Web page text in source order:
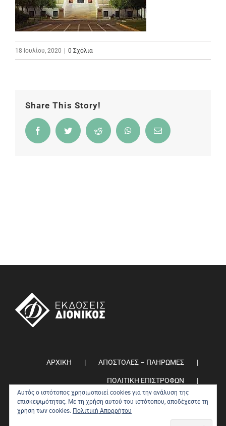
18 Ιουλίου, 2020 0 Σχόλια
Share This Story!
FacebookTwitter Reddit WhatsAppEmail
ΑΡΧΙΚΗ ΑΠΟΣΤΟΛΕΣ – ΠΛΗΡΩΜΕΣ
ΠΟΛΙΤΙΚΗ ΕΠΙΣΤΡΟΦΩΝ
ΠΟΛΙΤΙΚΗ ΑΠΟΡΡΗΤΟΥ 0
Αυτός ο ιστότοπος χρησιμοποιεί cookies για την ανάλυση της
επισκεψιμότητας. Με τη χρήση αυτού του ιστότοπου, αποδέχεστε τη
χρήση των cookies. Πολιτική Απορρήτου